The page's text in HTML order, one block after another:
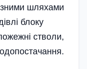
шляхами
блоку
стволи,